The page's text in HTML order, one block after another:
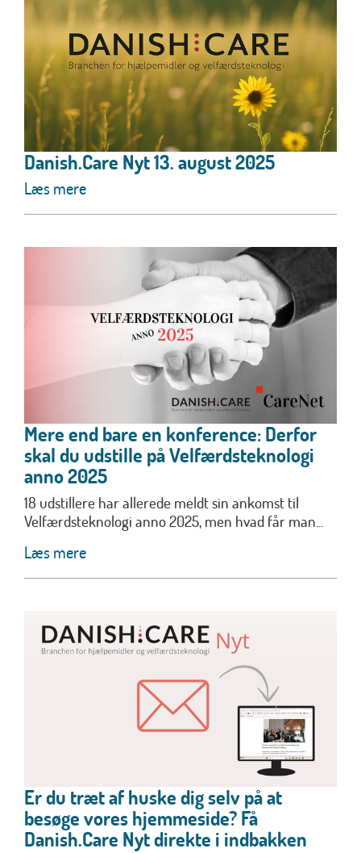
Danish.Care Nyt 13. august 2025
Læs mere
Mere end bare en konference: Derfor
skal du udstille på Velfærdsteknologi
anno 2025
18 udstillere har allerede meldt sin ankomst til
Velfærdsteknologi anno 2025, men hvad får man...
Læs mere
Er du træt af huske dig selv på at
besøge vores hjemmeside? Få
Danish.Care Nyt direkte i indbakken